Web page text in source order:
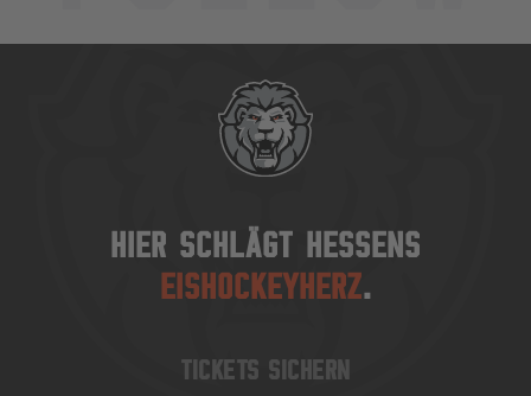
HIER SCHLÄGT HESSENS
EISHOCKEYHERZ.
TICKETS SICHERN